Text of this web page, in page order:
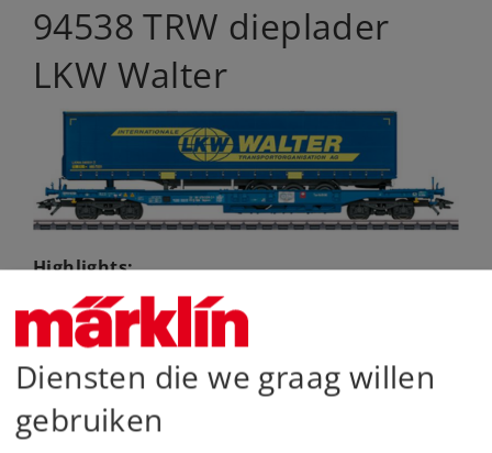
94538 TRW dieplader
LKW Walter
Highlights:
Ideale aanvulling opwagenset 47120
Zeer geschikt voor inzet in complete treinen
in heel Europa
Exclusief model in beperkte oplage voor de
Benelux
Diensten die we graag willen
gebruiken